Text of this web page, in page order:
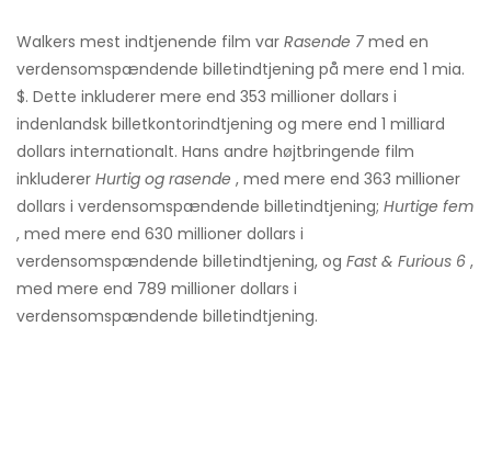
Walkers mest indtjenende film var Rasende 7 med en
verdensomspændende billetindtjening på mere end 1 mia.
$. Dette inkluderer mere end 353 millioner dollars i
indenlandsk billetkontorindtjening og mere end 1 milliard
dollars internationalt. Hans andre højtbringende film
inkluderer Hurtig og rasende , med mere end 363 millioner
dollars i verdensomspændende billetindtjening; Hurtige fem
, med mere end 630 millioner dollars i
verdensomspændende billetindtjening, og Fast & Furious 6 ,
med mere end 789 millioner dollars i
verdensomspændende billetindtjening.